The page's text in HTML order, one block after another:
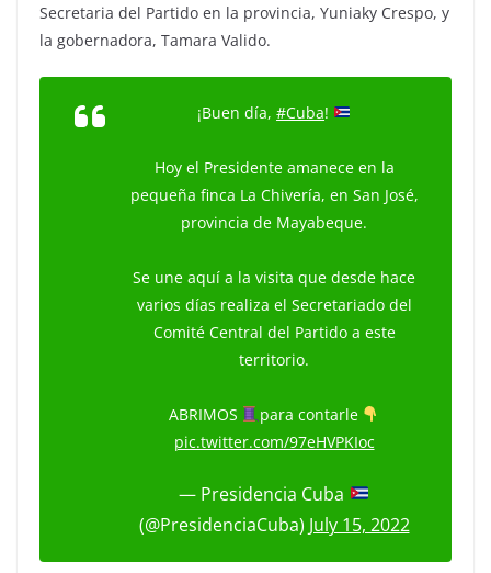
Secretaria del Partido en la provincia, Yuniaky Crespo, y
la gobernadora, Tamara Valido.
¡Buen día,#Cuba!
Hoy el Presidente amanece en la
pequeña finca La Chivería, en San José,
provincia de Mayabeque.
Se une aquí a la visita que desde hace
varios días realiza el Secretariado del
Comité Central del Partido a este
territorio.
ABRIMOS
para contarle
pic.twitter.com/97eHVPKIoc
— Presidencia Cuba
(@PresidenciaCuba) July 15, 2022